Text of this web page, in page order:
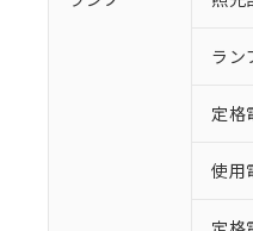
ラン
定格
使用